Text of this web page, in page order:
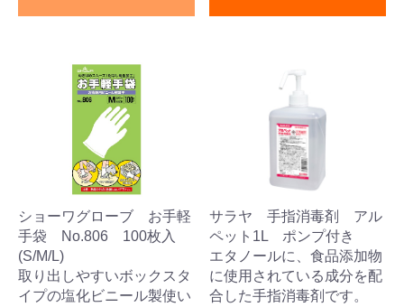
ショーワグローブ お手軽
手袋 No.806 100枚入
(S/M/L)
取り出しやすいボックスタ
イプの塩化ビニール製使い
サラヤ 手指消毒剤 アル
ペット1L ポンプ付き
エタノールに、食品添加物
に使用されている成分を配
合した手指消毒剤です。